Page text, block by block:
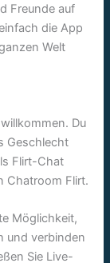
Freunde auf
die App
Welt
Du
Geschlecht
Flirt-Chat
Chatroom Flirt.
Möglichkeit,
und verbinden
Sie Live-